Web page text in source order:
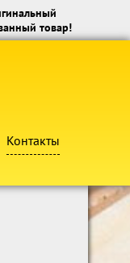
товар!
Контакты